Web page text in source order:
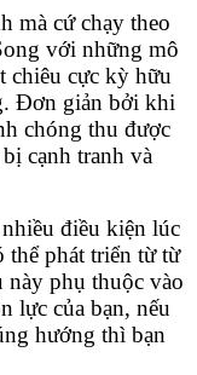
mà cứ chạy theo
với những mô
chiêu cực kỳ hữu
Đơn giản bởi khi
chóng thu được
cạnh tranh và
điều kiện lúc
thể phát triển từ từ
phụ thuộc vào
lực của bạn, nếu
hướng thì bạn